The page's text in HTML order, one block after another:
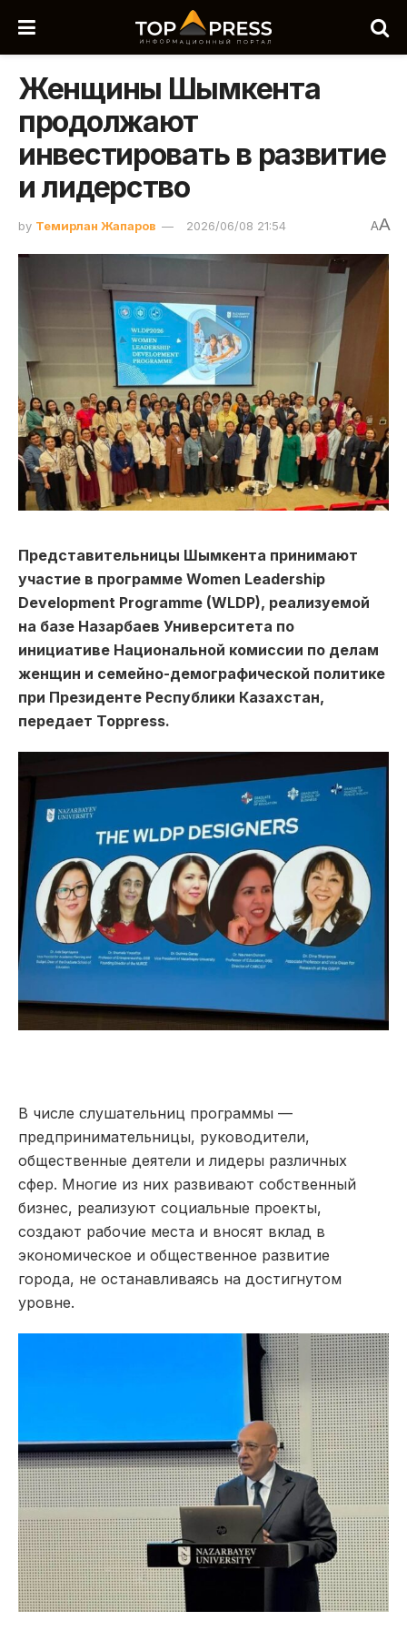
Женщины Шымкента
продолжают
инвестировать в развитие
и лидерство
by Темирлан Жапаров 2026/06/08 21:54 AA
Представительницы Шымкента принимают
участие в программе Women Leadership
Development Programme (WLDP), реализуемой
на базе Назарбаев Университета по
инициативе Национальной комиссии по делам
женщин и семейно-демографической политике
при Президенте Республики Казахстан,
передает Toppress.
В числе слушательниц программы —
предпринимательницы, руководители,
общественные деятели и лидеры различных
сфер. Многие из них развивают собственный
бизнес, реализуют социальные проекты,
создают рабочие места и вносят вклад в
экономическое и общественное развитие
города, не останавливаясь на достигнутом
уровне.